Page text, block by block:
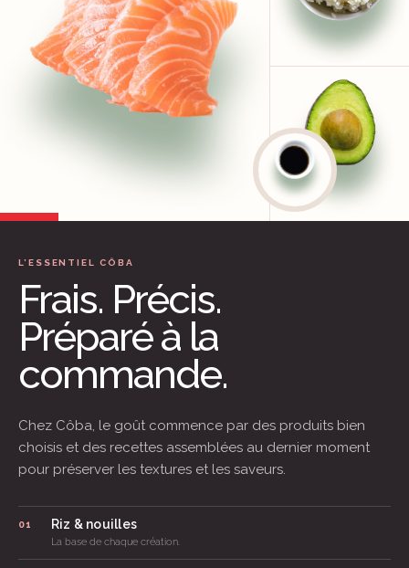
L’ESSENTIEL CÔBA
Frais. Précis.
Préparé à la
commande.
Chez Côba, le goût commence par des produits bien
choisis et des recettes assemblées au dernier moment
pour préserver les textures et les saveurs.
01 Riz & nouilles
La base de chaque création.